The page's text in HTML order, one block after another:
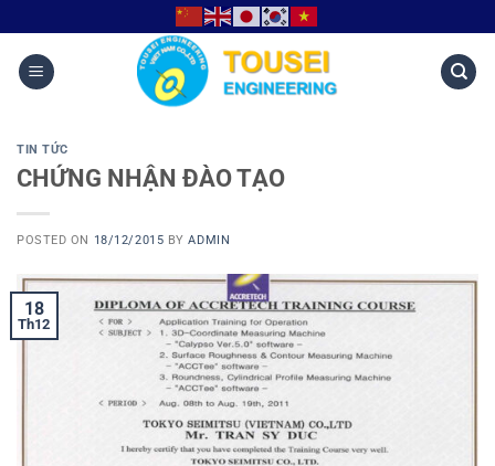
TIN TỨC
CHỨNG NHẬN ĐÀO TẠO
POSTED ON 18/12/2015 BYADMIN
18
Th12